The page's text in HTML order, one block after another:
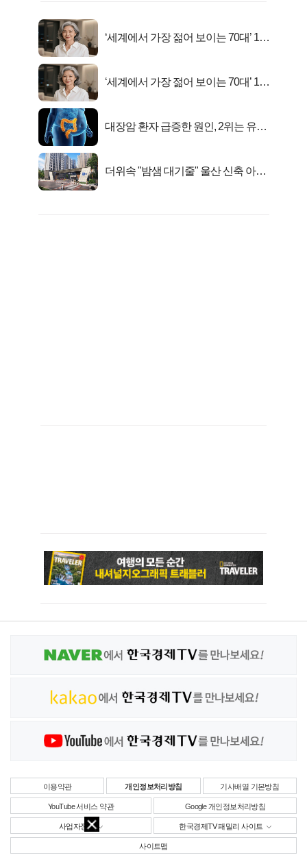
‘세계에서 가장 젊어 보이는 70대’ 1위
‘세계에서 가장 젊어 보이는 70대’ 1위
대장암 환자 급증한 원인, 2위는 유산
더위속 "밤샘 대기줄" 울산 신축 아파
이용약관 개인정보처리방침 기사배열 기본방침
YouTube 서비스 약관 Google 개인정보처리방침
사업자정보 한국경제TV 패밀리 사이트
사이트맵